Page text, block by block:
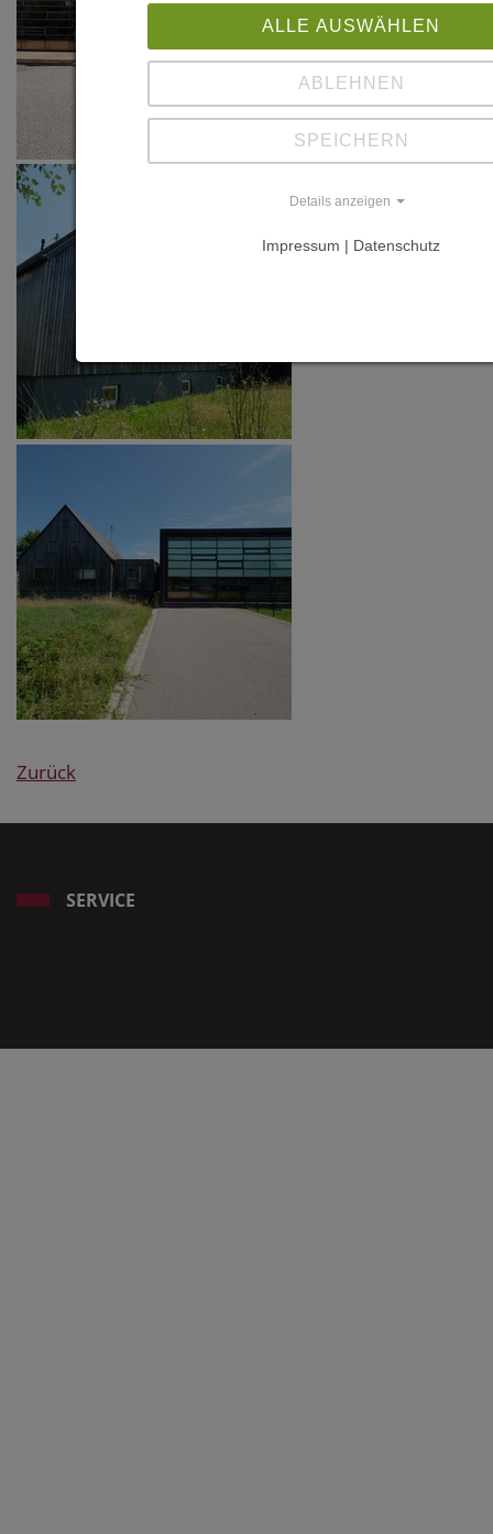
Zurück
SERVICE
ALLE AUSWÄHLEN
ABLEHNEN
SPEICHERN
Details anzeigen
Impressum | Datenschutz